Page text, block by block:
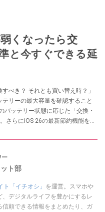
くなったら交
と今すぐできる延
べき？ それとも買い替え時？」
リーの最大容量を確認すること
バッテリー状態に応じた「交換・
さらにiOS 26の最新節約機能を含
ー
ト部
ト「イチオシ」 を運営。スマホや
デジタルライフを豊かにするレ
頼できる情報をまとめたり、ガ